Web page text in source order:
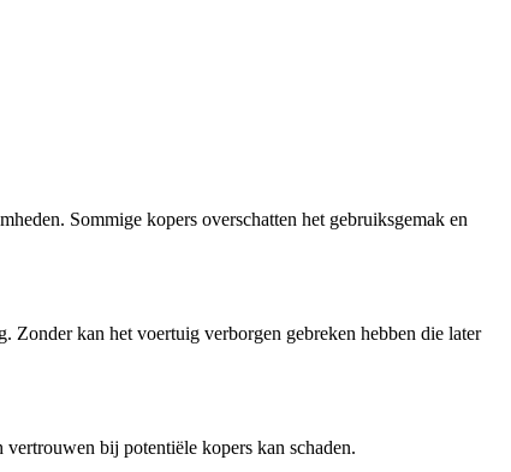
Sommige kopers overschatten het gebruiksgemak en
Zonder kan het voertuig verborgen gebreken hebben die later
vertrouwen bij potentiële kopers kan schaden.